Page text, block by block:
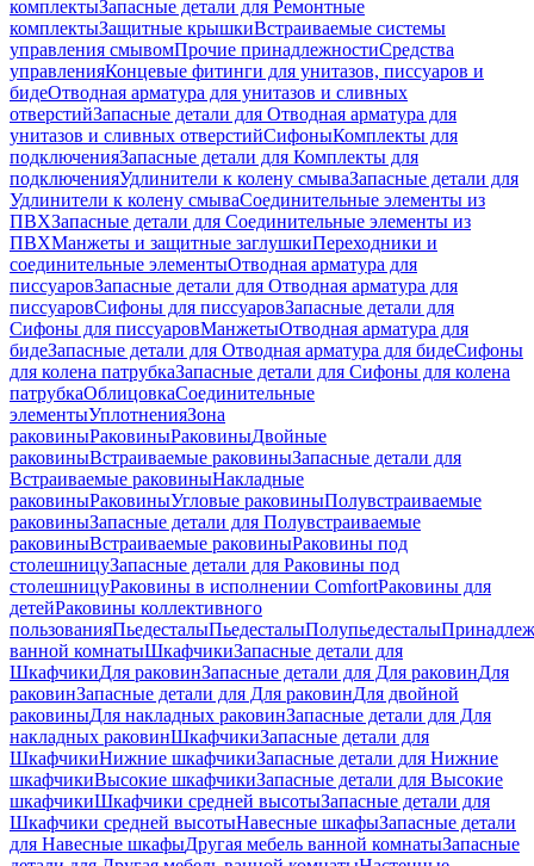
комплектыЗапасные детали для Ремонтные
комплектыЗащитные крышкиВстраиваемые системы
управления смывомПрочие принадлежностиСредства
управленияКонцевые фитинги для унитазов, писсуаров и
бидеОтводная арматура для унитазов и сливных
отверстийЗапасные детали для Отводная арматура для
унитазов и сливных отверстийСифоныКомплекты для
подключенияЗапасные детали для Комплекты для
подключенияУдлинители к колену смываЗапасные детали для
Удлинители к колену смываСоединительные элементы из
ПВХЗапасные детали для Соединительные элементы из
ПВХМанжеты и защитные заглушкиПереходники и
соединительные элементыОтводная арматура для
писсуаровЗапасные детали для Отводная арматура для
писсуаровCифоны для писсуаровЗапасные детали для
Cифоны для писсуаровМанжетыОтводная арматура для
бидеЗапасные детали для Отводная арматура для бидеСифоны
для колена патрубкаЗапасные детали для Сифоны для колена
патрубкаОблицовкаСоединительные
элементыУплотненияЗона
раковиныРаковиныРаковиныДвойные
раковиныВстраиваемые раковиныЗапасные детали для
Встраиваемые раковиныНакладные
раковиныРаковиныУгловые раковиныПолувстраиваемые
раковиныЗапасные детали для Полувстраиваемые
раковиныВстраиваемые раковиныРаковины под
столешницуЗапасные детали для Раковины под
столешницуРаковины в исполнении ComfortPаковины для
детейРаковины коллективного
пользованияПьедесталыПьедесталыПолупьедесталы
ванной комнатыШкафчикиЗапасные детали для
ШкафчикиДля раковинЗапасные детали для Для раковинДля
раковинЗапасные детали для Для раковинДля двойной
раковиныДля накладных pаковинЗапасные детали для Для
накладных pаковинШкафчикиЗапасные детали для
ШкафчикиНижние шкафчикиЗапасные детали для Нижние
шкафчикиВысокие шкафчикиЗапасные детали для Высокие
шкафчикиШкафчики средней высотыЗапасные детали для
Шкафчики средней высотыНавесные шкафыЗапасные детали
для Навесные шкафыДругая мебель ванной комнатыЗапасные